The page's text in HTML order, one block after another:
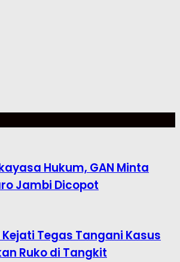
Hukum, GAN Minta
Jambi Dicopot
Kejati Tegas Tangani Kasus
Ruko di Tangkit